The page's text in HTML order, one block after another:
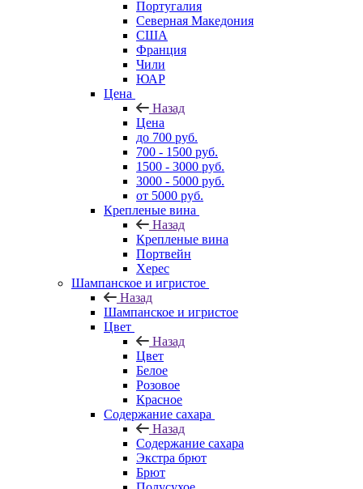
Португалия
Северная Македония
США
Франция
Чили
ЮАР
Цена
Назад
Цена
до 700 руб.
700 - 1500 руб.
1500 - 3000 руб.
3000 - 5000 руб.
от 5000 руб.
Крепленые вина
Назад
Крепленые вина
Портвейн
Херес
Шампанское и игристое
Назад
Шампанское и игристое
Цвет
Назад
Цвет
Белое
Розовое
Красное
Содержание сахара
Назад
Содержание сахара
Экстра брют
Брют